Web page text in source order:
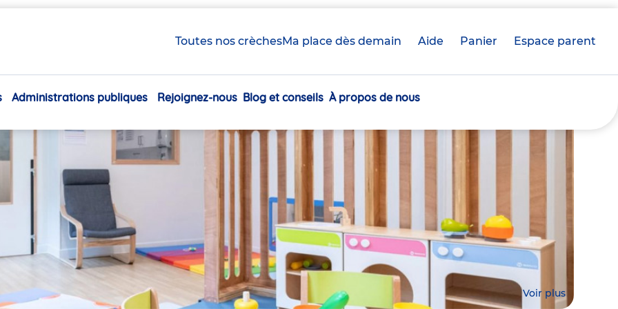
Toutes nos crèchesMa place dès demain Aide Panier crèche(s)
Espace parent
Navigation
Administrations publiques Rejoignez-nous Blog et conseils À propos de nous
Voir plus